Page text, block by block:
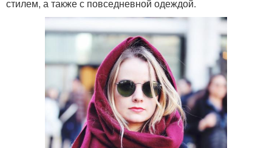
стилем, а также с повседневной одеждой.